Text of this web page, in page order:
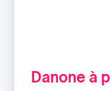
Danone à